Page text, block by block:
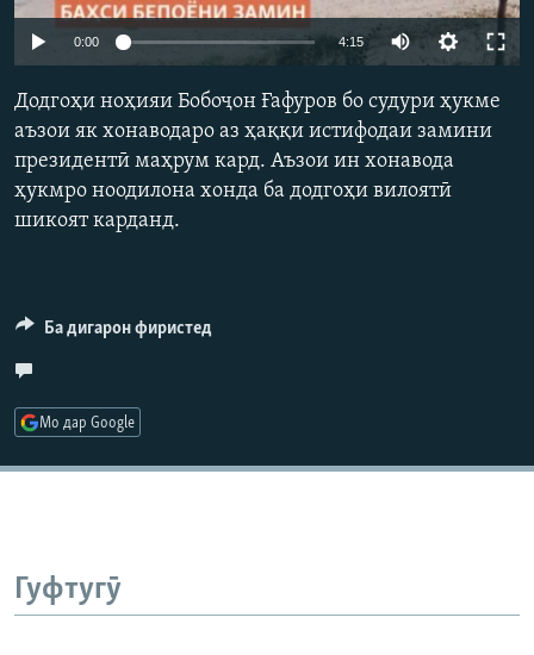
ГУЗОРИШҲОИ РАДИОӢ
Русский
ПАЙГИРӢ КУНЕД
0:00 4:15
480p
Додгоҳи ноҳияи Бобоҷон Ғафуров бо судури ҳукме
аъзои як хонаводаро аз ҳаққи истифодаи замини
президентӣ маҳрум кард. Аъзои ин хонавода
ҳукмро ноодилона хонда ба додгоҳи вилоятӣ
шикоят карданд.
Ба дигарон фиристед
Мо дар Google
Гуфтугӯ